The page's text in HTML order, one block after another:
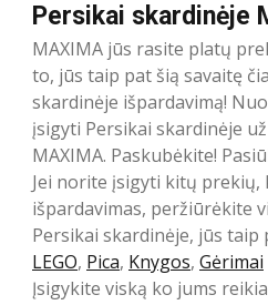
Persikai skardinėje
MAXIMA jūs rasite platų
to, jūs taip pat šią savaitę
skardinėje išpardavimą!
įsigyti Persikai skardinėje
MAXIMA. Paskubėkite!
Jei norite įsigyti kitų prekių,
išpardavimas, peržiūrėkite
Persikai skardinėje, jūs
LEGO, Pica, Knygos, Gėrimai
Įsigykite viską ko jums